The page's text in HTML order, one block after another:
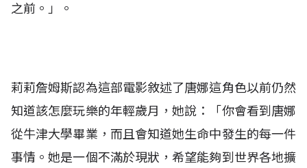
之前。」。
莉莉詹姆斯認為這部電影敘述了唐娜這角色以前仍然
知道該怎麼玩樂的年輕歲月，她說：「你會看到唐娜
從牛津大學畢業，而且會知道她生命中發生的每一件
事情。她是一個不滿於現狀，希望能夠到世界各地擴